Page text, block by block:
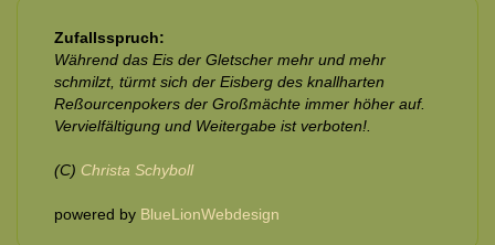
Zufallsspruch:
Während das Eis der Gletscher mehr und mehr
schmilzt, türmt sich der Eisberg des knallharten
Reßourcenpokers der Großmächte immer höher auf.
Vervielfältigung und Weitergabe ist verboten!.
(C) Christa Schyboll
powered by BlueLionWebdesign